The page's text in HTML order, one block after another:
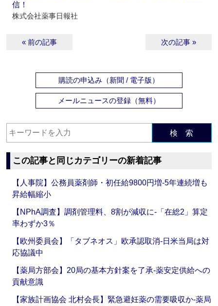
信！
株式会社薬事日報社
« 前の記事 次の記事 »
購読の申込み（新聞 / 電子版）
メールニュースの登録（無料）
検 索
この記事と同じカテゴリーの新着記事
【人事院】公務員薬剤師・初任給9800円増‐5年連続増も
昇給幅縮小
【NPhA調査】調剤管理料、8割が減収に‐「在総2」算定
率わずか3％
【欧州委員会】「タブネオス」欧承認取消‐日米当局は対
応協議中
【薬局方部会】20局の基本方針案を了承‐薬安定供給への
貢献意識
【家族計画協会 北村会長】緊急避妊薬の需要吸収か‐薬局